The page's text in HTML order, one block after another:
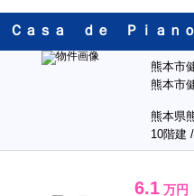
Ｃａｓａ ｄｅ Ｐｉａｎｏ
熊本市
熊本市
熊本県
10階建
6.1 万円